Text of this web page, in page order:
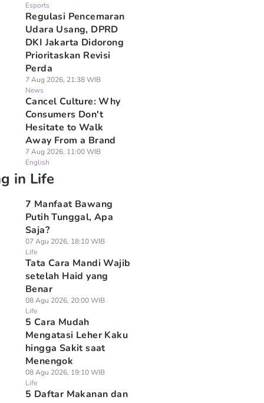
Esports
Regulasi Pencemaran
Udara Usang, DPRD
DKI Jakarta Didorong
Prioritaskan Revisi
Perda
7 Aug 2026, 21:38 WIB
News
Cancel Culture: Why
Consumers Don't
Hesitate to Walk
Away From a Brand
7 Aug 2026, 11:00 WIB
English
in Life
7 Manfaat Bawang
Putih Tunggal, Apa
Saja?
07 Agu 2026, 18:10 WIB
Life
Tata Cara Mandi Wajib
setelah Haid yang
Benar
08 Agu 2026, 20:00 WIB
Life
5 Cara Mudah
Mengatasi Leher Kaku
hingga Sakit saat
Menengok
08 Agu 2026, 19:10 WIB
Life
5 Daftar Makanan dan